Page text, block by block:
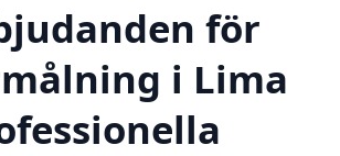
för
i Lima